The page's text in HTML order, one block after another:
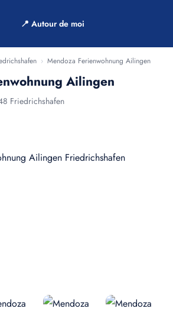
📍 Autour de moi
› Mendoza Ferienwohnung Ailingen
Ailingen
Friedrichshafen